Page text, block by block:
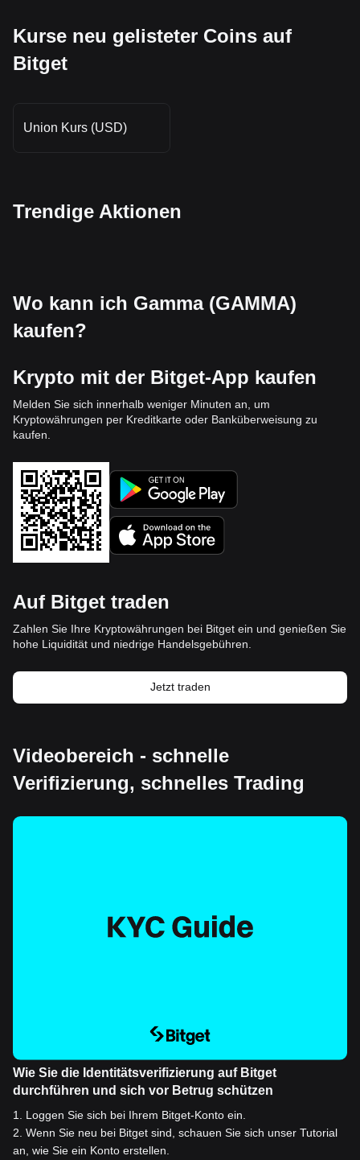
Kurse neu gelisteter Coins auf
Bitget
Union Kurs (USD)
Trendige Aktionen
Wo kann ich Gamma (GAMMA)
kaufen?
Krypto mit der Bitget-App kaufen
Melden Sie sich innerhalb weniger Minuten an, um
Kryptowährungen per Kreditkarte oder Banküberweisung zu
kaufen.
Auf Bitget traden
Zahlen Sie Ihre Kryptowährungen bei Bitget ein und genießen Sie
hohe Liquidität und niedrige Handelsgebühren.
Jetzt traden
Videobereich - schnelle
Verifizierung, schnelles Trading
Wie Sie die Identitätsverifizierung auf Bitget
durchführen und sich vor Betrug schützen
1
Loggen Sie sich bei Ihrem Bitget-Konto ein.
2 Wenn Sie neu bei Bitget sind, schauen Sie sich unser Tutorial
an, wie Sie ein Konto erstellen.